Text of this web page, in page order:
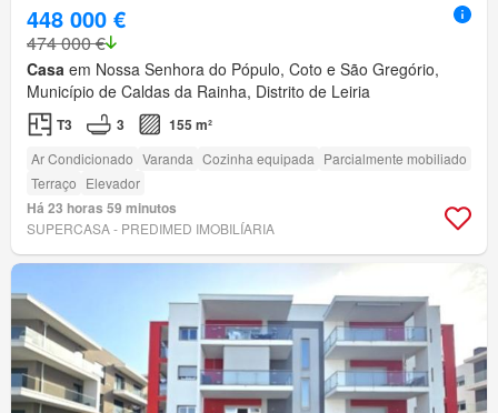
448 000 €
474 000 €
Casa em Nossa Senhora do Pópulo, Coto e São Gregório,
Município de Caldas da Rainha, Distrito de Leiria
T3 3 155 m²
Ar Condicionado Varanda Cozinha equipada Parcialmente mobiliado
Terraço Elevador
Há 23 horas 59 minutos
SUPERCASA - PREDIMED IMOBILÍARIA